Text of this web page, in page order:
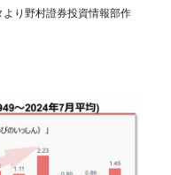
り野村證券投資情報部作